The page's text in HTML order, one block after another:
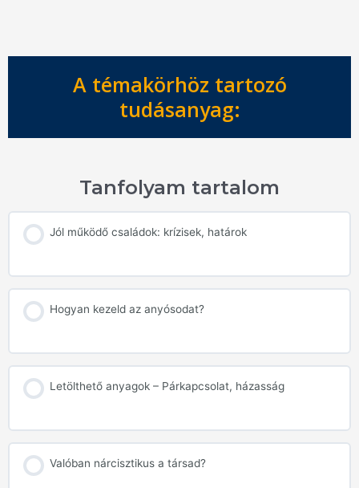
A témakörhöz tartozó
tudásanyag:
Tanfolyam tartalom
Jól működő családok: krízisek, határok
Hogyan kezeld az anyósodat?
Letölthető anyagok – Párkapcsolat, házasság
Valóban nárcisztikus a társad?